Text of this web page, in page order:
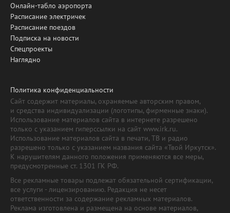
Онлайн-табло аэропорта
Расписание электричек
Расписание поездов
Подписка на новости
Спецпроекты
Наглядно
Политика конфиденциальности
Сайт содержит материалы, охраняемые авторским правом,
и средства индивидуализации (логотипы, фирменные знаки).
Использование материалов сайта в интернете разрешено
только с указанием гиперссылки на сайт www.irk.ru.
Использование материалов сайта в печати, ТВ и радио
разрешено только с указанием названия сайта «Твой Иркутск».
К нарушителям данного положения применяются все меры,
предусмотренные ст. 1301 ГК РФ.
Все рекламные товары подлежат обязательной сертификации,
все услуги - лицензированию. Редакция не несет
ответственности за содержание рекламных материалов.
Реклама изготовлена и размещена на основе материалов,